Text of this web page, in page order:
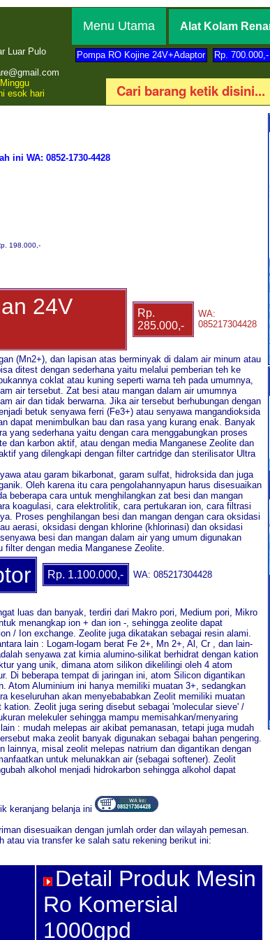
Luar Pulo
esok hari
Menu Utama Alat Kolam
Pompa RO Kojine 24V+Adaptor Rp. 700.000,-
ini WA: 0852-1730-4428
198.000,-
24V
Rp.
285.000,-
WA:
085217304428
(Mn2+), dan lapisan atas berminyak di dalam air minum atau
ditest dengan sederhana yaitu melalui pemberian teh ke
coklat atau kuning seperti warna teh pada umumnya,
air tersebut. Zat besi atau mangan dalam air umumnya
air dan tidak berwarna. Jika air tersebut berhubungan dengan
betuk senyawa ferri (Fe3+) atau senyawa mangandioksida
dapat menimbulkan bau dan rasa yang kurang enak. Banyak
yang sederhana yaitu dengan cara menggabungkan proses
dan karbon aktif, atau dengan media Manganese Zeolite dan
yang dilengkapi dengan filter cartridge dan sterilisator Ultra
atau garam bikarbonat, garam sulfat, hidroksida dan juga
Oleh karena itu cara pengolahannyapun harus disesuaikan
beberapa cara untuk menghilangkan zat besi dan mangan
koagulasi, cara elektrolitik, cara pertukaran ion, cara filtrasi
Proses penghilangan besi dan mangan dengan cara oksidasi
aerasi, oksidasi dengan khlorine (khlorinasi) dan oksidasi
besi dan mangan dalam air yang umum digunakan
dengan media Manganese Zeolite.
Rp. 1.100.000,- WA: 085217304428
luas dan banyak, terdiri dari Makro pori, Medium pori, Mikro
menangkap ion + dan ion -, sehingga zeolite dapat
/ Ion exchange. Zeolite juga dikatakan sebagai resin alami.
lain : Logam-logam berat Fe 2+, Mn 2+, Al, Cr , dan lain-
senyawa zat kimia alumino-silikat berhidrat dengan kation
yang unik, dimana atom silikon dikelilingi oleh 4 atom
Di beberapa tempat di jaringan ini, atom Silicon digantikan
Atom Aluminium ini hanya memiliki muatan 3+, sedangkan
keseluruhan akan menyebababkan Zeolit memiliki muatan
Zeolit juga sering disebut sebagai 'molecular sieve' /
melekuler sehingga mampu memisahkan/menyaring
: mudah melepas air akibat pemanasan, tetapi juga mudah
maka zeolit banyak digunakan sebagai bahan pengering.
lainnya, misal zeolit melepas natrium dan digantikan dengan
untuk melunakkan air (sebagai softener). Zeolit
alkohol menjadi hidrokarbon sehingga alkohol dapat
keranjang belanja ini
disesuaikan dengan jumlah order dan wilayah pemesan.
atau via transfer ke salah satu rekening berikut ini:
Detail Produk Mesin
Ro Komersial
1000gpd